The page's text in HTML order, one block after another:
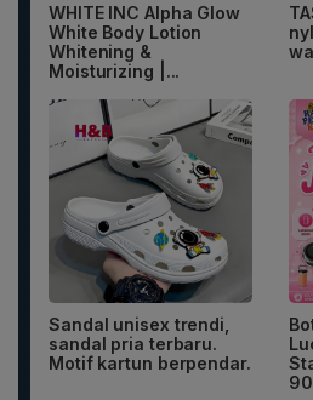
WHITE INC Alpha Glow
White Body Lotion
Whitening &
Moisturizing |...
Sandal unisex trendi,
sandal pria terbaru.
Motif kartun berpendar.